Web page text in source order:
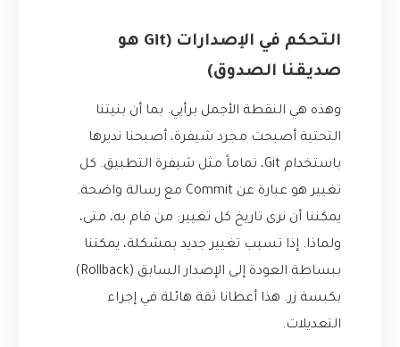
التحكم في الإصدارات (Git هو
صديقنا الصدوق)
وهذه هي النقطة الأجمل برأيي. بما أن بنيتنا
التحتية أصبحت مجرد شيفرة، أصبحنا نديرها
باستخدام Git، تماماً مثل شيفرة التطبيق. كل
تغيير هو عبارة عن Commit مع رسالة واضحة.
يمكننا أن نرى تاريخ كل تغيير: من قام به، متى،
ولماذا. إذا تسبب تغيير جديد بمشكلة، يمكننا
ببساطة العودة إلى الإصدار السابق (Rollback)
بكبسة زر. هذا أعطانا ثقة هائلة في إجراء
التعديلات.